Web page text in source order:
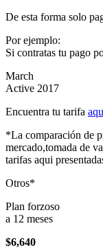
De esta forma solo
Por ejemplo:
Si contratas tu pago
March
Active 2017
Encuentra tu tarifa
*La comparación de
mercado,tomada de
tarifas aqui
Otros*
Plan forzoso
a 12 meses
$6,640